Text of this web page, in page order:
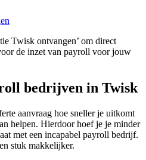
Twisk ontvangen’ om direct
de inzet van payroll voor jouw
bedrijven in Twisk
aanvraag hoe sneller je uitkomt
helpen. Hierdoor hoef je je minder
met een incapabel payroll bedrijf.
stuk makkelijker.